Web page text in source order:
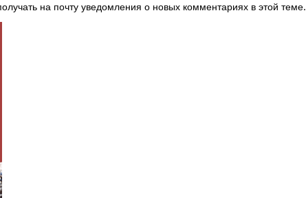
на почту уведомления о новых комментариях в этой теме.